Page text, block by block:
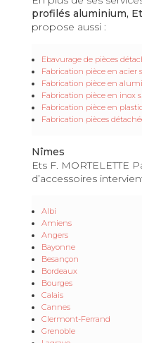
profilés aluminium,
propose aussi :
Ebavurage de pièces
Fabrication pièce en acier
Fabrication pièce en
Fabrication pièce en inox
Fabrication pièce en
Fabrication pièces
Nîmes
Ets F. MORTELETTE
d’accessoires
Albi
Amiens
Angers
Bayonne
Besançon
Bordeaux
Bourges
Calais
Cannes
Clermont-Ferrand
Grenoble